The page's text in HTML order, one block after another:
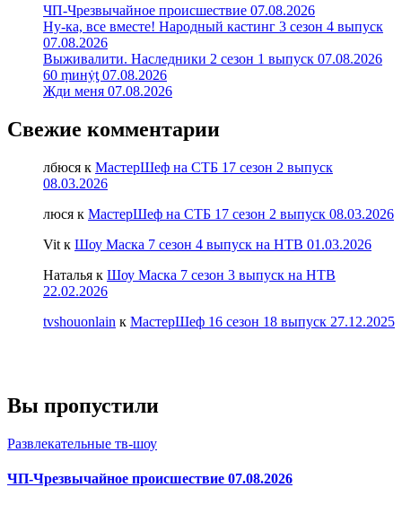
ЧП-Чрезвычайное происшествие 07.08.2026
Ну-ка, все вместе! Народный кастинг 3 сезон 4 выпуск
07.08.2026
Выживалити. Наследники 2 сезон 1 выпуск 07.08.2026
60 ṃинẏƫ 07.08.2026
Жди меня 07.08.2026
Свежие комментарии
лбюся к МастерШеф на СТБ 17 сезон 2 выпуск
08.03.2026
люся к МастерШеф на СТБ 17 сезон 2 выпуск 08.03.2026
Vit к Шоу Маска 7 сезон 4 выпуск на НТВ 01.03.2026
Наталья к Шоу Маска 7 сезон 3 выпуск на НТВ
22.02.2026
tvshouonlain к МастерШеф 16 сезон 18 выпуск 27.12.2025
Вы пропустили
Развлекательные тв-шоу
ЧП-Чрезвычайное происшествие 07.08.2026